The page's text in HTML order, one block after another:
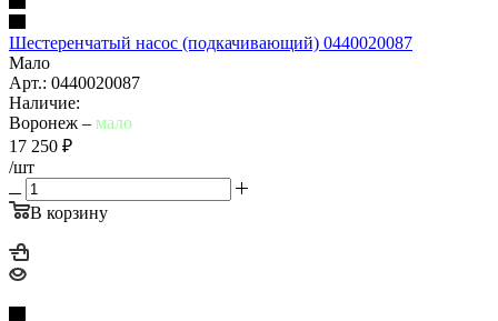
Шестеренчатый насос (подкачивающий) 0440020087
Мало
Арт.: 0440020087
Наличие:
Воронеж – мало
17 250 ₽
/шт
В корзину